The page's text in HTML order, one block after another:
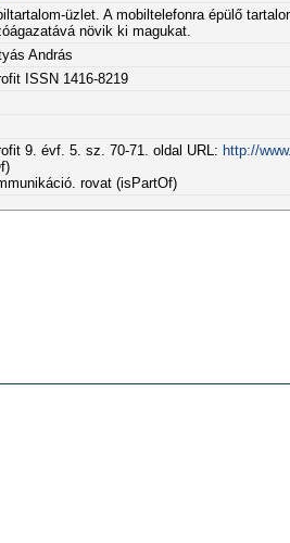
üzlet. A mobiltelefonra épülő
növik ki magukat.
András
ISSN 1416-8219
9. évf. 5. sz. 70-71. oldal URL: http://
rovat (isPartOf)